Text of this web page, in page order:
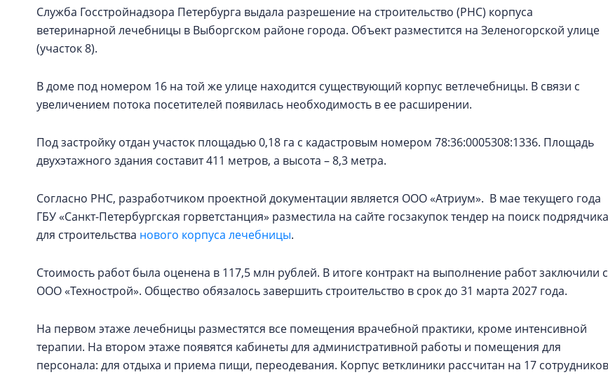
Служба Госстройнадзора Петербурга выдала разрешение на строительство (РНС) корпуса
ветеринарной лечебницы в Выборгском районе города. Объект разместится на Зеленогорской улице
(участок 8).
В доме под номером 16 на той же улице находится существующий корпус ветлечебницы. В связи с
увеличением потока посетителей появилась необходимость в ее расширении.
Под застройку отдан участок площадью 0,18 га с кадастровым номером 78:36:0005308:1336. Площадь
двухэтажного здания составит 411 метров, а высота – 8,3 метра.
Согласно РНС, разработчиком проектной документации является ООО «Атриум». В мае текущего года
ГБУ «Санкт-Петербургская горветстанция» разместила на сайте госзакупок тендер на поиск подрядчика
для строительства нового корпуса лечебницы.
Стоимость работ была оценена в 117,5 млн рублей. В итоге контракт на выполнение работ заключили с
ООО «Технострой». Общество обязалось завершить строительство в срок до 31 марта 2027 года.
На первом этаже лечебницы разместятся все помещения врачебной практики, кроме интенсивной
терапии. На втором этаже появятся кабинеты для административной работы и помещения для
персонала: для отдыха и приема пищи, переодевания. Корпус ветклиники рассчитан на 17